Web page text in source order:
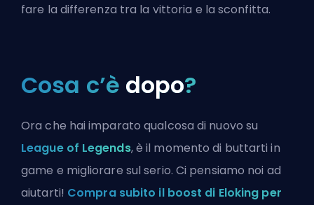
fare la differenza tra la vittoria e la sconfitta.
Cosa c’è dopo?
Ora che hai imparato qualcosa di nuovo su
League of Legends, è il momento di buttarti in
game e migliorare sul serio. Ci pensiamo noi ad
aiutarti! Compra subito il boost di Eloking per